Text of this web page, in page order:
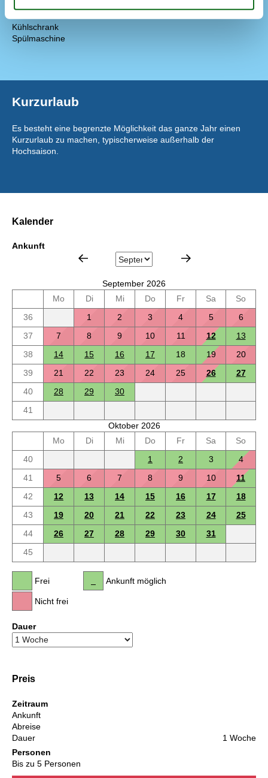
Kühlschrank
Spülmaschine
Kurzurlaub
Es besteht eine begrenzte Möglichkeit das ganze Jahr einen
Kurzurlaub zu machen, typischerweise außerhalb der
Hochsaison.
Kalender
Ankunft
September 2026
Mo
Di Mi Do Fr Sa
So
36
1 2 3 4 5
6
37
7 8 9 10 11 12
13
38
14 15 16 17 18 19
20
39
21 22 23 24 25 26
27
40
28 29
30
41
Oktober 2026
Mo
Di Mi Do Fr Sa
So
40
1 2 3
4
41
5 6 7 8 9 10
11
42
12 13 14 15 16 17
18
43
19 20 21 22 23 24
25
44
26 27 28 29 30
31
45
Frei
Nicht frei
Ankunft möglich
Dauer
Preis
Zeitraum
Ankunft
Abreise
Dauer
1 Woche
Personen
Bis zu 5 Personen